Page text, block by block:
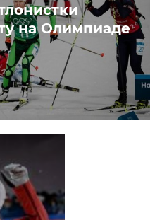
на Олимпиаде